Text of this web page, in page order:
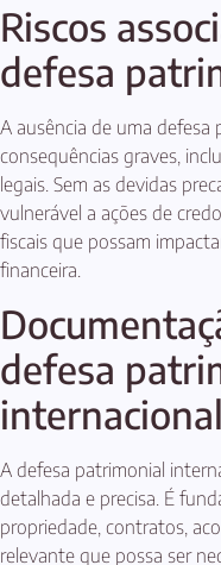
Riscos
defesa
A ausência de uma
consequências graves,
legais. Sem as devidas
vulnerável a ações de
fiscais que possam
financeira.
defesa
internacional
A defesa patrimonial
detalhada e precisa. É
propriedade, contratos,
relevante que possa ser